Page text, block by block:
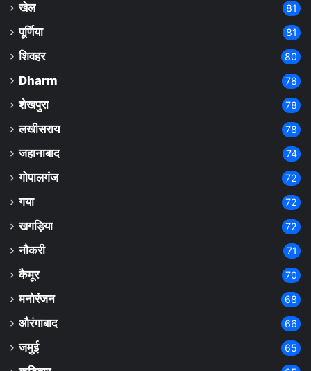
खेल 81
पूर्णिया 81
शिवहर 80
Dharm 78
शेखपुरा 78
लखीसराय 78
जहानाबाद 74
गोपालगंज 72
गया 72
खगड़िया 72
नौकरी 71
कैमूर 70
मनोरंजन 68
औरंगाबाद 66
जमुई 65